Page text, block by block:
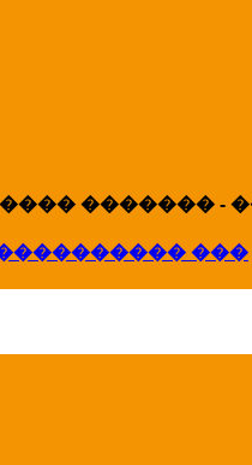
������� -
���